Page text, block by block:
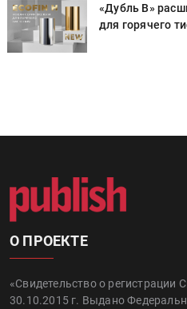
«Дубль В»
для горячего
О ПРОЕКТЕ
«Свидетельство о
30.10.2015 г. Выдано